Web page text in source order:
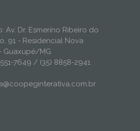
Av. Dr. Esmerino Ribeiro do
91 - Residencial Nova
Guaxupé/MG
7649 / (35) 8858-2941